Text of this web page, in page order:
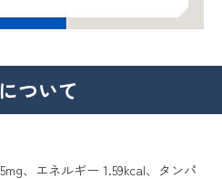
ついて
、エネルギー 1.59kcal、タンパ